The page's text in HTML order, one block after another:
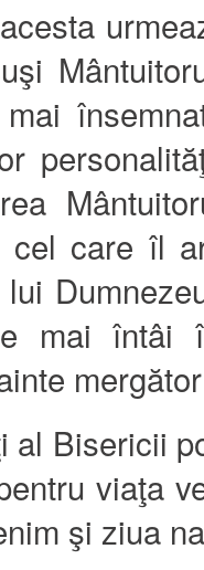
cel care îl
mai întâi
al Bisericii
viaţa
şi ziua